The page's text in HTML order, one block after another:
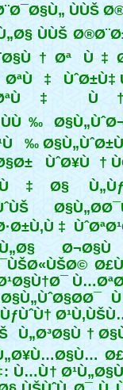
ÙÙŠ
ÙÙŠ
ÙˆØ¥Ù†
Ø§Ù„ÙˆØ§Ø­Ø¯
Ù„Ø³Ø§Ù†
Ù…Ù†